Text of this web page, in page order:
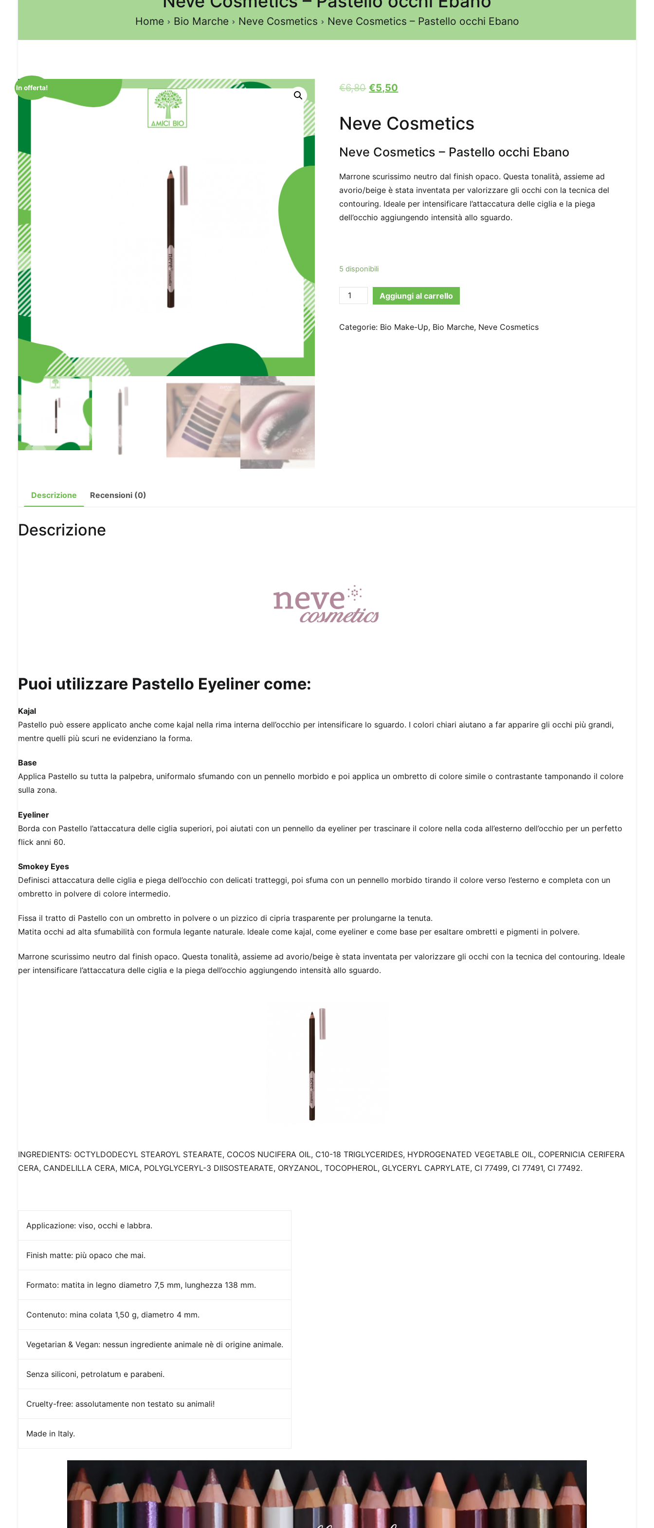
Home Bio Marche Neve Cosmetics Neve Cosmetics – Pastello occhi Ebano
In offerta! €6,80 €5,50
Neve Cosmetics
Neve Cosmetics – Pastello occhi Ebano
Marrone scurissimo neutro dal finish opaco. Questa tonalità, assieme ad
avorio/beige è stata inventata per valorizzare gli occhi con la tecnica del
contouring. Ideale per intensificare l’attaccatura delle ciglia e la piega
dell’occhio aggiungendo intensità allo sguardo.
5 disponibili
Neve
Cosmetics
Pastello
Aggiungi al carrello
Categorie: Bio Make-Up, Bio Marche, Neve Cosmetics
Descrizione Recensioni (0)
Descrizione
Puoi utilizzare Pastello Eyeliner come:
Kajal
Pastello può essere applicato anche come kajal nella rima interna dell’occhio per intensificare lo sguardo. I colori chiari aiutano a far apparire gli occhi più grandi,
mentre quelli più scuri ne evidenziano la forma.
Base
Applica Pastello su tutta la palpebra, uniformalo sfumando con un pennello morbido e poi applica un ombretto di colore simile o contrastante tamponando il colore
sulla zona.
Eyeliner
Borda con Pastello l’attaccatura delle ciglia superiori, poi aiutati con un pennello da eyeliner per trascinare il colore nella coda all’esterno dell’occhio per un perfetto
flick anni 60.
Smokey Eyes
Definisci attaccatura delle ciglia e piega dell’occhio con delicati tratteggi, poi sfuma con un pennello morbido tirando il colore verso l’esterno e completa con un
ombretto in polvere di colore intermedio.
Fissa il tratto di Pastello con un ombretto in polvere o un pizzico di cipria trasparente per prolungarne la tenuta.
Matita occhi ad alta sfumabilità con formula legante naturale. Ideale come kajal, come eyeliner e come base per esaltare ombretti e pigmenti in polvere.
Marrone scurissimo neutro dal finish opaco. Questa tonalità, assieme ad avorio/beige è stata inventata per valorizzare gli occhi con la tecnica del contouring. Ideale
per intensificare l’attaccatura delle ciglia e la piega dell’occhio aggiungendo intensità allo sguardo.
INGREDIENTS: OCTYLDODECYL STEAROYL STEARATE, COCOS NUCIFERA OIL, C10-18 TRIGLYCERIDES, HYDROGENATED VEGETABLE OIL, COPERNICIA CERIFERA
CERA, CANDELILLA CERA, MICA, POLYGLYCERYL-3 DIISOSTEARATE, ORYZANOL, TOCOPHEROL, GLYCERYL CAPRYLATE, CI 77499, CI 77491, CI 77492.
Applicazione: viso, occhi e labbra.
Finish matte: più opaco che mai.
Formato: matita in legno diametro 7,5 mm, lunghezza 138 mm.
Contenuto: mina colata 1,50 g, diametro 4 mm.
Vegetarian & Vegan: nessun ingrediente animale nè di origine animale.
Senza siliconi, petrolatum e parabeni.
Cruelty-free: assolutamente non testato su animali!
Made in Italy.